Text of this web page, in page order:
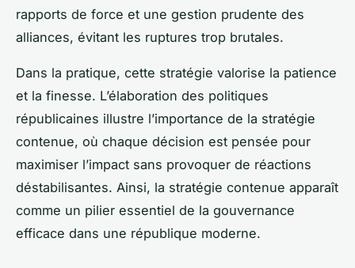
rapports de force et une gestion prudente des
alliances, évitant les ruptures trop brutales.
Dans la pratique, cette stratégie valorise la patience
et la finesse. L’élaboration des politiques
républicaines illustre l’importance de la stratégie
contenue, où chaque décision est pensée pour
maximiser l’impact sans provoquer de réactions
déstabilisantes. Ainsi, la stratégie contenue apparaît
comme un pilier essentiel de la gouvernance
efficace dans une république moderne.